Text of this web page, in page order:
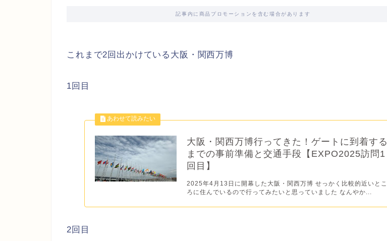
記事内に商品プロモーションを含む場合があります
これまで2回出かけている大阪・関西万博
1回目
大阪・関西万博行ってきた！ゲートに到着する
までの事前準備と交通手段【EXPO2025訪問1
回目】
2025年4月13日に開幕した大阪・関西万博 せっかく比較的近いとこ
ろに住んでいるので行ってみたいと思っていました なんやか...
2回目